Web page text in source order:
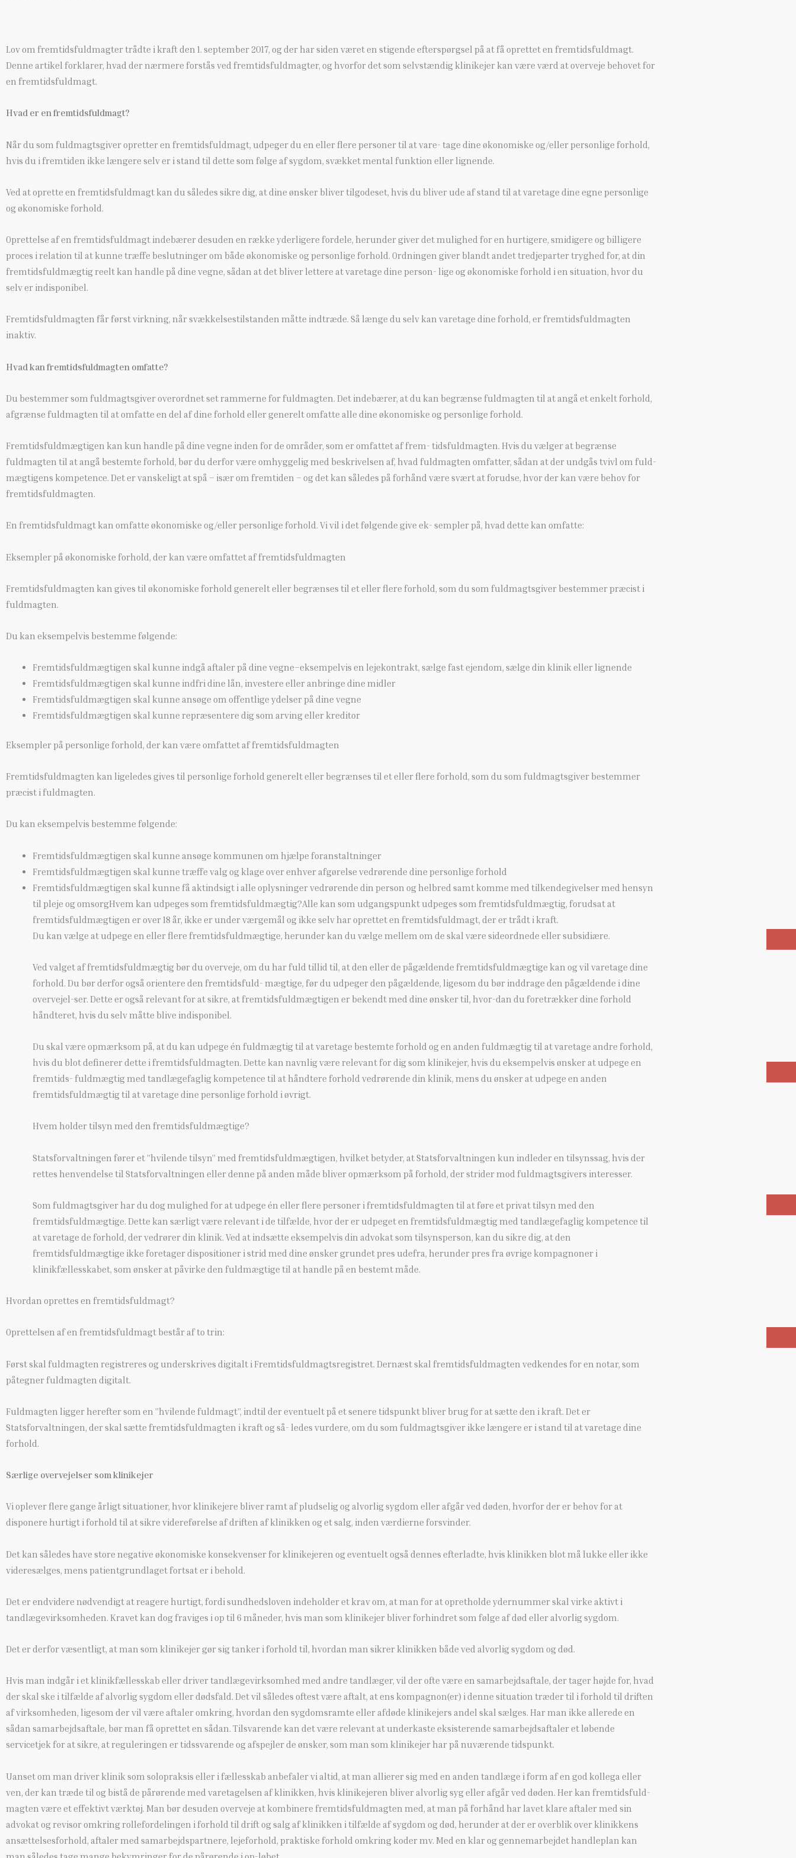
Lov om fremtidsfuldmagter trådte i kraft den 1. september 2017, og der har siden været en stigende efterspørgsel på at få oprettet en fremtidsfuldmagt.
Denne artikel forklarer, hvad der nærmere forstås ved fremtidsfuldmagter, og hvorfor det som selvstændig klinikejer kan være værd at overveje behovet for
en fremtidsfuldmagt.
Hvad er en fremtidsfuldmagt?
Når du som fuldmagtsgiver opretter en fremtidsfuldmagt, udpeger du en eller flere personer til at vare- tage dine økonomiske og/eller personlige forhold,
hvis du i fremtiden ikke længere selv er i stand til dette som følge af sygdom, svækket mental funktion eller lignende.
Ved at oprette en fremtidsfuldmagt kan du således sikre dig, at dine ønsker bliver tilgodeset, hvis du bliver ude af stand til at varetage dine egne personlige
og økonomiske forhold.
Oprettelse af en fremtidsfuldmagt indebærer desuden en række yderligere fordele, herunder giver det mulighed for en hurtigere, smidigere og billigere
proces i relation til at kunne træffe beslutninger om både økonomiske og personlige forhold. Ordningen giver blandt andet tredjeparter tryghed for, at din
fremtidsfuldmægtig reelt kan handle på dine vegne, sådan at det bliver lettere at varetage dine person- lige og økonomiske forhold i en situation, hvor du
selv er indisponibel.
Fremtidsfuldmagten får først virkning, når svækkelsestilstanden måtte indtræde. Så længe du selv kan varetage dine forhold, er fremtidsfuldmagten
inaktiv.
Hvad kan fremtidsfuldmagten omfatte?
Du bestemmer som fuldmagtsgiver overordnet set rammerne for fuldmagten. Det indebærer, at du kan begrænse fuldmagten til at angå et enkelt forhold,
afgrænse fuldmagten til at omfatte en del af dine forhold eller generelt omfatte alle dine økonomiske og personlige forhold.
Fremtidsfuldmægtigen kan kun handle på dine vegne inden for de områder, som er omfattet af frem- tidsfuldmagten. Hvis du vælger at begrænse
fuldmagten til at angå bestemte forhold, bør du derfor være omhyggelig med beskrivelsen af, hvad fuldmagten omfatter, sådan at der undgås tvivl om fuld-
mægtigens kompetence. Det er vanskeligt at spå – især om fremtiden – og det kan således på forhånd være svært at forudse, hvor der kan være behov for
fremtidsfuldmagten.
En fremtidsfuldmagt kan omfatte økonomiske og/eller personlige forhold. Vi vil i det følgende give ek- sempler på, hvad dette kan omfatte:
Eksempler på økonomiske forhold, der kan være omfattet af fremtidsfuldmagten
Fremtidsfuldmagten kan gives til økonomiske forhold generelt eller begrænses til et eller flere forhold, som du som fuldmagtsgiver bestemmer præcist i
fuldmagten.
Du kan eksempelvis bestemme følgende:
Fremtidsfuldmægtigen skal kunne indgå aftaler på dine vegne–eksempelvis en lejekontrakt, sælge fast ejendom, sælge din klinik eller lignende
Fremtidsfuldmægtigen skal kunne indfri dine lån, investere eller anbringe dine midler
Fremtidsfuldmægtigen skal kunne ansøge om offentlige ydelser på dine vegne
Fremtidsfuldmægtigen skal kunne repræsentere dig som arving eller kreditor
Eksempler på personlige forhold, der kan være omfattet af fremtidsfuldmagten
Fremtidsfuldmagten kan ligeledes gives til personlige forhold generelt eller begrænses til et eller flere forhold, som du som fuldmagtsgiver bestemmer
præcist i fuldmagten.
Du kan eksempelvis bestemme følgende:
Fremtidsfuldmægtigen skal kunne ansøge kommunen om hjælpe foranstaltninger
Fremtidsfuldmægtigen skal kunne træffe valg og klage over enhver afgørelse vedrørende dine personlige forhold
Fremtidsfuldmægtigen skal kunne få aktindsigt i alle oplysninger vedrørende din person og helbred samt komme med tilkendegivelser med hensyn
til pleje og omsorgHvem kan udpeges som fremtidsfuldmægtig?Alle kan som udgangspunkt udpeges som fremtidsfuldmægtig, forudsat at
fremtidsfuldmægtigen er over 18 år, ikke er under værgemål og ikke selv har oprettet en fremtidsfuldmagt, der er trådt i kraft.
Du kan vælge at udpege en eller flere fremtidsfuldmægtige, herunder kan du vælge mellem om de skal være sideordnede eller subsidiære.
Ved valget af fremtidsfuldmægtig bør du overveje, om du har fuld tillid til, at den eller de pågældende fremtidsfuldmægtige kan og vil varetage dine
forhold. Du bør derfor også orientere den fremtidsfuld- mægtige, før du udpeger den pågældende, ligesom du bør inddrage den pågældende i dine
overvejel-ser. Dette er også relevant for at sikre, at fremtidsfuldmægtigen er bekendt med dine ønsker til, hvor-dan du foretrækker dine forhold
håndteret, hvis du selv måtte blive indisponibel.
Du skal være opmærksom på, at du kan udpege én fuldmægtig til at varetage bestemte forhold og en anden fuldmægtig til at varetage andre forhold,
hvis du blot definerer dette i fremtidsfuldmagten. Dette kan navnlig være relevant for dig som klinikejer, hvis du eksempelvis ønsker at udpege en
fremtids- fuldmægtig med tandlægefaglig kompetence til at håndtere forhold vedrørende din klinik, mens du ønsker at udpege en anden
fremtidsfuldmægtig til at varetage dine personlige forhold i øvrigt.
Hvem holder tilsyn med den fremtidsfuldmægtige?
Statsforvaltningen fører et ”hvilende tilsyn” med fremtidsfuldmægtigen, hvilket betyder, at Statsforvaltningen kun indleder en tilsynssag, hvis der
rettes henvendelse til Statsforvaltningen eller denne på anden måde bliver opmærksom på forhold, der strider mod fuldmagtsgivers interesser.
Som fuldmagtsgiver har du dog mulighed for at udpege én eller flere personer i fremtidsfuldmagten til at føre et privat tilsyn med den
fremtidsfuldmægtige. Dette kan særligt være relevant i de tilfælde, hvor der er udpeget en fremtidsfuldmægtig med tandlægefaglig kompetence til
at varetage de forhold, der vedrører din klinik. Ved at indsætte eksempelvis din advokat som tilsynsperson, kan du sikre dig, at den
fremtidsfuldmægtige ikke foretager dispositioner i strid med dine ønsker grundet pres udefra, herunder pres fra øvrige kompagnoner i
klinikfællesskabet, som ønsker at påvirke den fuldmægtige til at handle på en bestemt måde.
Hvordan oprettes en fremtidsfuldmagt?
Oprettelsen af en fremtidsfuldmagt består af to trin:
Først skal fuldmagten registreres og underskrives digitalt i Fremtidsfuldmagtsregistret. Dernæst skal fremtidsfuldmagten vedkendes for en notar, som
påtegner fuldmagten digitalt.
Fuldmagten ligger herefter som en ”hvilende fuldmagt”, indtil der eventuelt på et senere tidspunkt bliver brug for at sætte den i kraft. Det er
Statsforvaltningen, der skal sætte fremtidsfuldmagten i kraft og så- ledes vurdere, om du som fuldmagtsgiver ikke længere er i stand til at varetage dine
forhold.
Særlige overvejelser som klinikejer
Vi oplever flere gange årligt situationer, hvor klinikejere bliver ramt af pludselig og alvorlig sygdom eller afgår ved døden, hvorfor der er behov for at
disponere hurtigt i forhold til at sikre videreførelse af driften af klinikken og et salg, inden værdierne forsvinder.
Det kan således have store negative økonomiske konsekvenser for klinikejeren og eventuelt også dennes efterladte, hvis klinikken blot må lukke eller ikke
videresælges, mens patientgrundlaget fortsat er i behold.
Det er endvidere nødvendigt at reagere hurtigt, fordi sundhedsloven indeholder et krav om, at man for at opretholde ydernummer skal virke aktivt i
tandlægevirksomheden. Kravet kan dog fraviges i op til 6 måneder, hvis man som klinikejer bliver forhindret som følge af død eller alvorlig sygdom.
Det er derfor væsentligt, at man som klinikejer gør sig tanker i forhold til, hvordan man sikrer klinikken både ved alvorlig sygdom og død.
Hvis man indgår i et klinikfællesskab eller driver tandlægevirksomhed med andre tandlæger, vil der ofte være en samarbejdsaftale, der tager højde for, hvad
der skal ske i tilfælde af alvorlig sygdom eller dødsfald. Det vil således oftest være aftalt, at ens kompagnon(er) i denne situation træder til i forhold til driften
af virksomheden, ligesom der vil være aftaler omkring, hvordan den sygdomsramte eller afdøde klinikejers andel skal sælges. Har man ikke allerede en
sådan samarbejdsaftale, bør man få oprettet en sådan. Tilsvarende kan det være relevant at underkaste eksisterende samarbejdsaftaler et løbende
servicetjek for at sikre, at reguleringen er tidssvarende og afspejler de ønsker, som man som klinikejer har på nuværende tidspunkt.
Uanset om man driver klinik som solopraksis eller i fællesskab anbefaler vi altid, at man allierer sig med en anden tandlæge i form af en god kollega eller
ven, der kan træde til og bistå de pårørende med varetagelsen af klinikken, hvis klinikejeren bliver alvorlig syg eller afgår ved døden. Her kan fremtidsfuld-
magten være et effektivt værktøj. Man bør desuden overveje at kombinere fremtidsfuldmagten med, at man på forhånd har lavet klare aftaler med sin
advokat og revisor omkring rollefordelingen i forhold til drift og salg af klinikken i tilfælde af sygdom og død, herunder at der er overblik over klinikkens
ansættelsesforhold, aftaler med samarbejdspartnere, lejeforhold, praktiske forhold omkring koder mv. Med en klar og gennemarbejdet handleplan kan